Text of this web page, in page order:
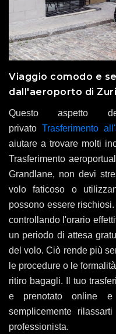
Viaggio comodo e
dall'aeroporto di
Questo aspetto
privatoTrasferimento
aiutare a trovare molti
Trasferimento
Grandlane, non devi
volo faticoso o
possono essere
controllando l'orario
un periodo di attesa
del volo. Ciò rende più
le procedure o le
ritiro bagagli. Il tuo
e prenotato online
semplicemente
professionista.